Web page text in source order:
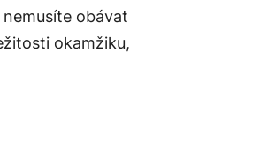
obávat
okamžiku,